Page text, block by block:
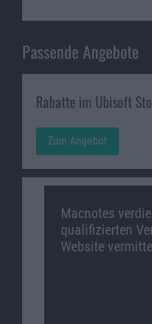
Passende Angebote
Rabatte im Ubisoft
Zum Angebot
Macnotes
qualifizierten
Website